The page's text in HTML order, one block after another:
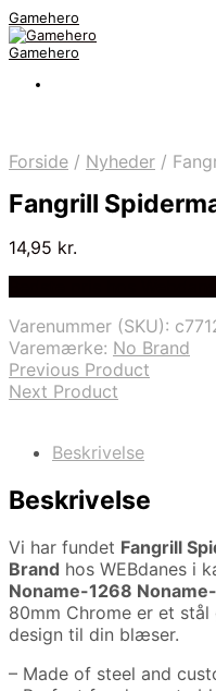
Gamehero
Gamehero
Forside / Nyheder /
Fangrill
14,95 kr.
Varenummer (SKU):
Varemærke: No Brand
Previous Product
Next Product
Beskrivelse
Beskrivelse
Vi har fundet Fangrill
Brand hos WEBdanes i
Noname-1268
80mm Chrome er et
design til din blæser.
– Made of steel and